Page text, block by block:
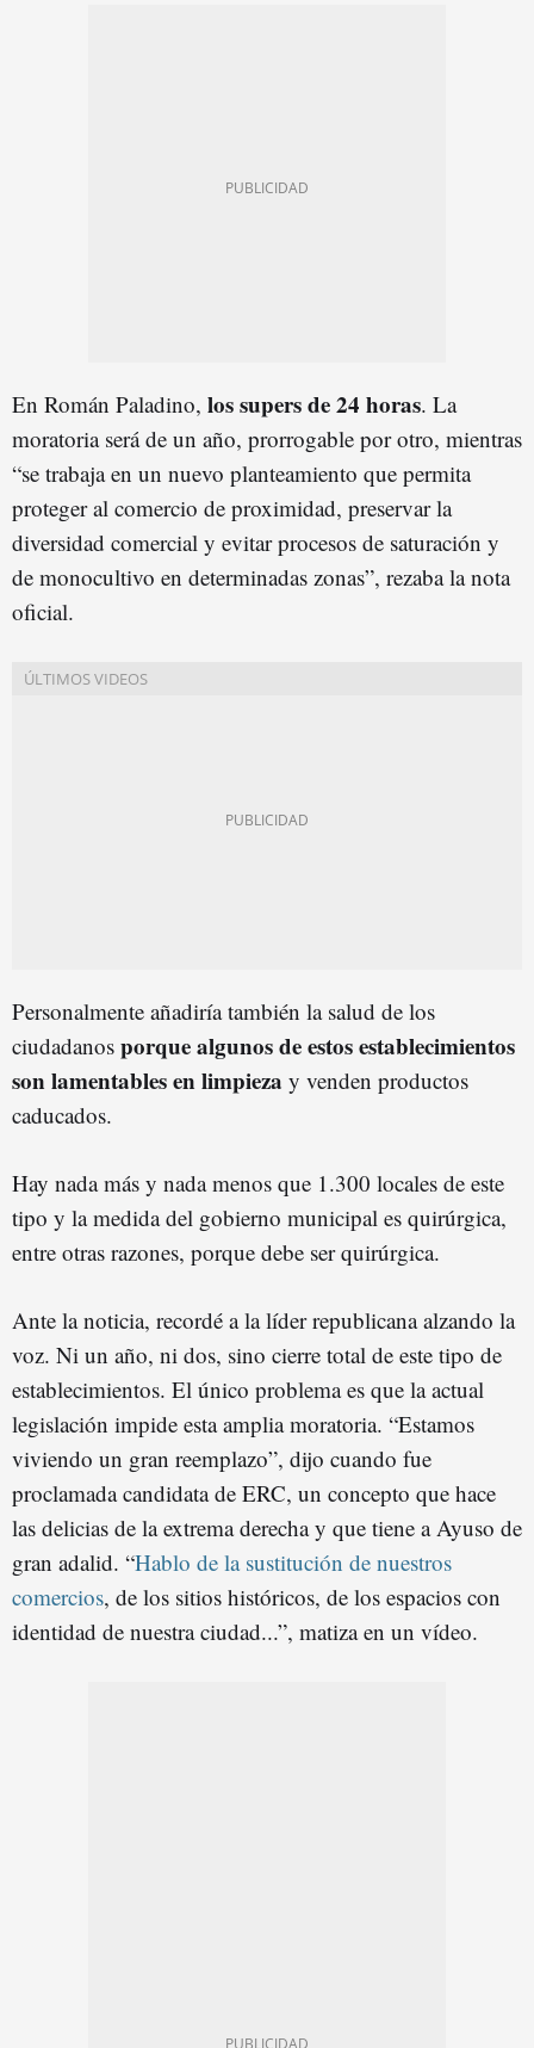
En Román Paladino, los supers de 24 horas. La
moratoria será de un año, prorrogable por otro, mientras
“se trabaja en un nuevo planteamiento que permita
proteger al comercio de proximidad, preservar la
diversidad comercial y evitar procesos de saturación y
de monocultivo en determinadas zonas”, rezaba la nota
oficial.
Personalmente añadiría también la salud de los
ciudadanos porque algunos de estos establecimientos
son lamentables en limpieza y venden productos
caducados.
Hay nada más y nada menos que 1.300 locales de este
tipo y la medida del gobierno municipal es quirúrgica,
entre otras razones, porque debe ser quirúrgica.
Ante la noticia, recordé a la líder republicana alzando la
voz. Ni un año, ni dos, sino cierre total de este tipo de
establecimientos. El único problema es que la actual
legislación impide esta amplia moratoria. “Estamos
viviendo un gran reemplazo”, dijo cuando fue
proclamada candidata de ERC, un concepto que hace
las delicias de la extrema derecha y que tiene a Ayuso de
gran adalid. “Hablo de la sustitución de nuestros
comercios, de los sitios históricos, de los espacios con
identidad de nuestra ciudad...”, matiza en un vídeo.